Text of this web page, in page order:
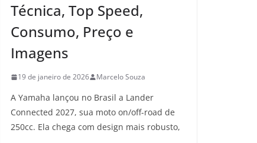
Técnica, Top Speed,
Consumo, Preço e
Imagens
19 de janeiro de 2026 Marcelo Souza
A Yamaha lançou no Brasil a Lander
Connected 2027, sua moto on/off-road de
250cc. Ela chega com design mais robusto,